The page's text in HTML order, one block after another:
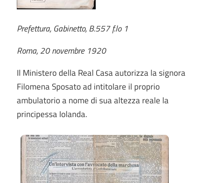
Prefettura, Gabinetto, B.557 f.lo 1
Roma, 20 novembre 1920
Il Ministero della Real Casa autorizza la signora
Filomena Sposato ad intitolare il proprio
ambulatorio a nome di sua altezza reale la
principessa Iolanda.